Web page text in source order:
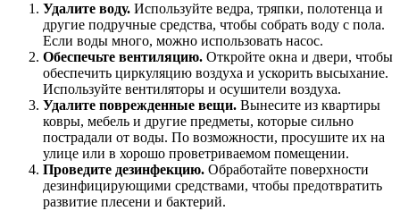
Удалите воду. Используйте ведра, тряпки, полотенца и
другие подручные средства, чтобы собрать воду с пола.
Если воды много, можно использовать насос.
Обеспечьте вентиляцию. Откройте окна и двери, чтобы
обеспечить циркуляцию воздуха и ускорить высыхание.
Используйте вентиляторы и осушители воздуха.
Удалите поврежденные вещи. Вынесите из квартиры
ковры, мебель и другие предметы, которые сильно
пострадали от воды. По возможности, просушите их на
улице или в хорошо проветриваемом помещении.
Проведите дезинфекцию. Обработайте поверхности
дезинфицирующими средствами, чтобы предотвратить
развитие плесени и бактерий.